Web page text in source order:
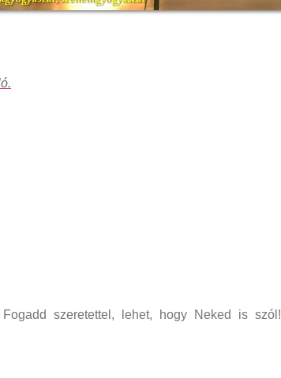
Fogadd szeretettel, lehet, hogy Neked is szól!